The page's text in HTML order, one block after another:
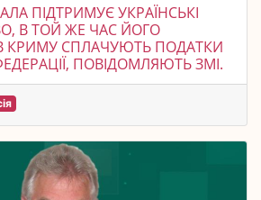
ПІДТРИМУЄ УКРАЇНСЬКІ
В ТОЙ ЖЕ ЧАС ЙОГО
КРИМУ СПЛАЧУЮТЬ ПОДАТКИ
ПОВІДОМЛЯЮТЬ ЗМІ.